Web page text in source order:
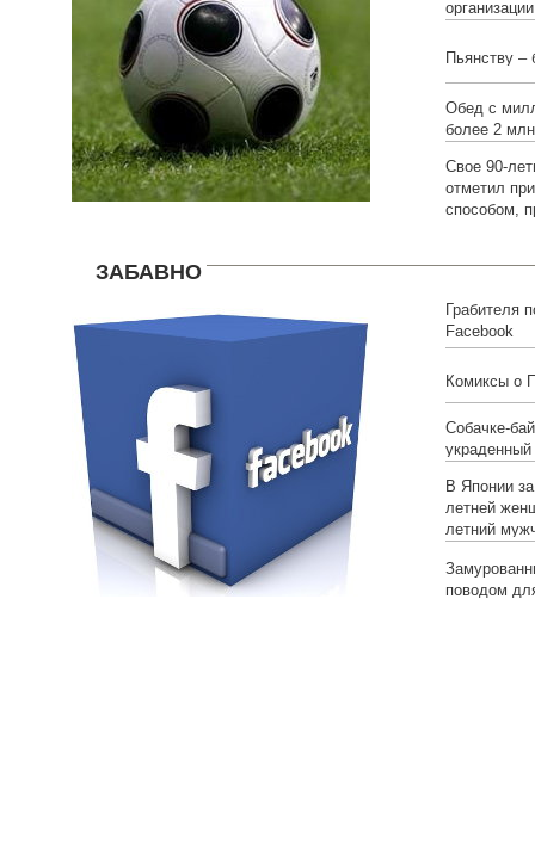
организации
Пьянству –
Обед с
более 2
Свое 90-
отметил
способом,
ЗАБАВНО
Грабителя
Facebook
Комиксы о
Собачке-
В Японии
летней
летний
поводом